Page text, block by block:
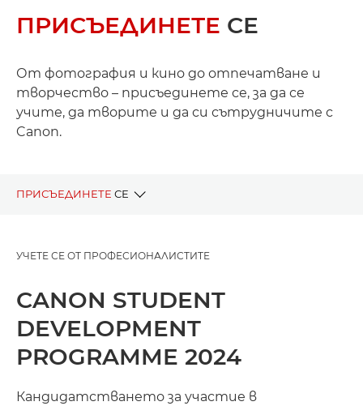
ПРИСЪЕДИНЕТЕ СЕ
От фотография и кино до отпечатване и
творчество – присъединете се, за да се
учите, да творите и да си сътрудничите с
Canon.
ПРИСЪЕДИНЕТЕ СЕ
УЧЕТЕ СЕ ОТ ПРОФЕСИОНАЛИСТИТЕ
CANON STUDENT
DEVELOPMENT
PROGRAMME 2024
Кандидатстването за участие в